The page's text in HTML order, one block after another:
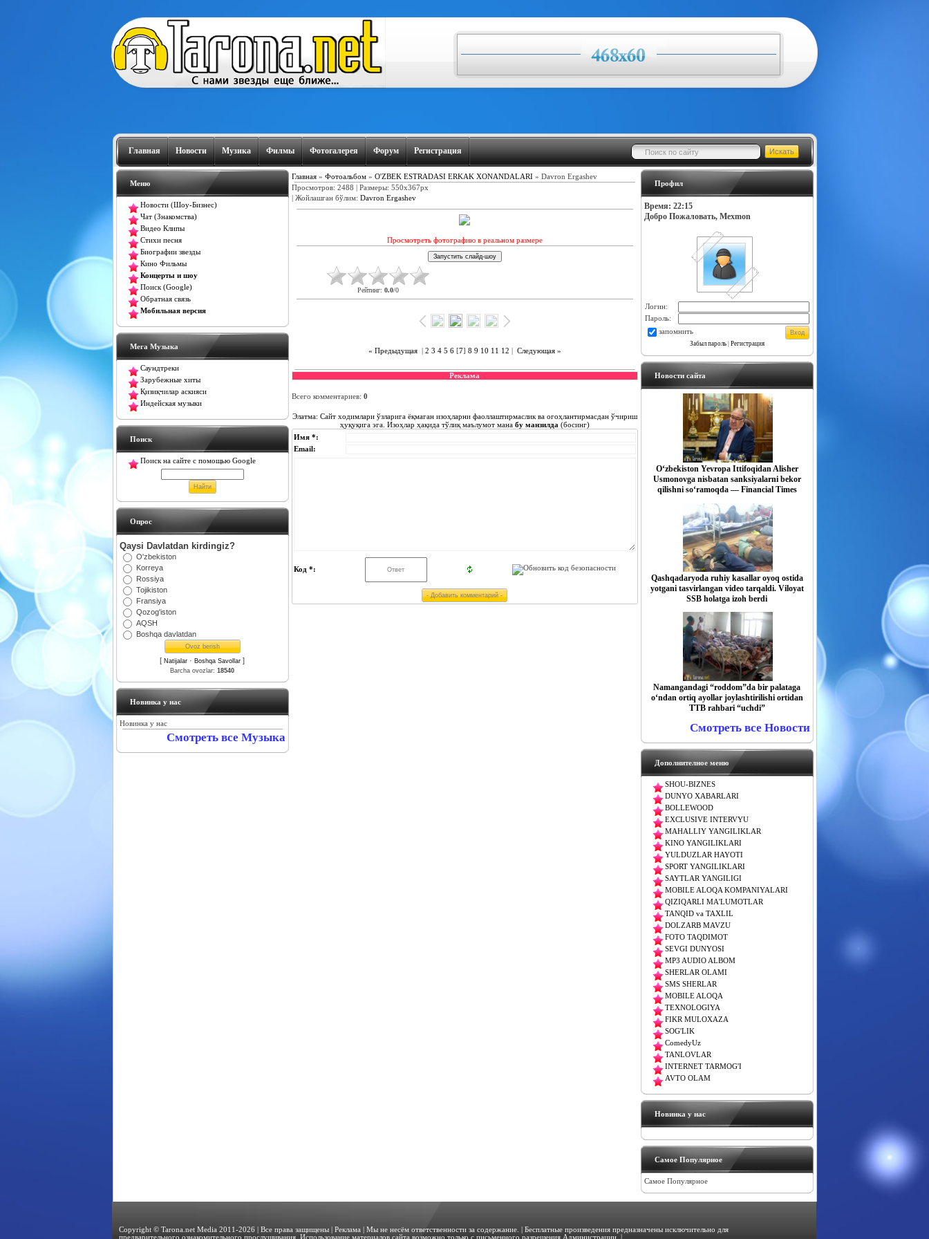
Главная Новости Музика Филмы Фотогалерея Форум Регистрация
Меню
Новости (Шоу-Бизнес)
Чат (Знакомства)
Видео Клипы
Стихи песня
Биографии звезды
Кино Фильмы
Концерты и шоу
Поиск (Google)
Обратная связь
Мобильная версия
Мега Музыка
Саундтреки
Зарубежные хиты
Қизиқчилар аскияси
Индейская музыки
Поиск
Поиск на сайте с помощью Google
Oпрос
Qaysi Davlatdan kirdingiz?
O'zbekiston
Korreya
Rossiya
Tojikiston
Fransiya
Qozog'iston
AQSH
Boshqa davlatdan
[ Natijalar · Boshqa Savollar ]
Barcha ovozlar: 18540
Новинка у нас
Новинка у нас
Смотреть все Музыка
Главная» Фотоальбом» O'ZBEK ESTRADASI ERKAK XONANDALARI» Davron Ergashev
Просмотров: 2488 | Размеры: 550x367px
Жойлашган бўлим: Davron Ergashev
Просмотреть фотографию в реальном размере
Рейтинг: 0.0/0
« Предыдущая| 2 3 4 5 6[7] 8 9 10 11 12 Следующая »
Реклама
Всего комментариев: 0
Элатма: Сайт ходимлари ўзларига ёқмаган изоҳларни фаоллаштирмаслик ва огоҳлантирмасдан ўчириш
ҳуқуқига эга. Изоҳлар ҳақида тўлиқ маълумот манабу манзилда (босинг)
Имя *:
Email:
Код *:
Профил
Время: 22:15
Добро Пожаловать, Mexmon
Логин:
Пароль:
запомнить
Забыл пароль| Регистрация
Новости сайта
O‘zbekiston Yevropa Ittifoqidan Alisher
Usmonovga nisbatan sanksiyalarni bekor
qilishni so‘ramoqda — Financial Times
Qashqadaryoda ruhiy kasallar oyoq ostida
yotgani tasvirlangan video tarqaldi. Viloyat
SSB holatga izoh berdi
Namangandagi “roddom”da bir palataga
o‘ndan ortiq ayollar joylashtirilishi ortidan
TTB rahbari “uchdi”
Смотреть все Новости
Дополнителное меню
SHOU-BIZNES
DUNYO XABARLARI
BOLLEWOOD
EXCLUSIVE INTERVYU
MAHALLIY YANGILIKLAR
KINO YANGILIKLARI
YULDUZLAR HAYOTI
SPORT YANGILIKLARI
SAYTLAR YANGILIGI
MOBILE ALOQA KOMPANIYALARI
QIZIQARLI MA'LUMOTLAR
TANQID va TAXLIL
DOLZARB MAVZU
FOTO TAQDIMOT
SEVGI DUNYOSI
MP3 AUDIO ALBOM
SHERLAR OLAMI
SMS SHERLAR
MOBILE ALOQA
TEXNOLOGIYA
FIKR MULOXAZA
SOG'LIK
ComedyUz
TANLOVLAR
INTERNET TARMOG'I
AVTO OLAM
Новинка у нас
Самое Популярное
Самое Популярное
Copyright © Tarona.net Media 2011-2026 | Все права защищены |Реклама
| Мы не несём ответственности за содержание. | Бесплатные произведения предназначены исключительно для
предварительного ознакомительного прослушивания. Использование материалов сайта возможно только с письменного разрешения Администрации. |